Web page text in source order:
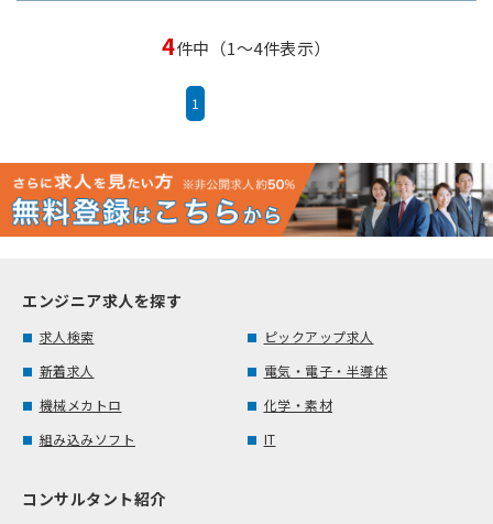
4件中（1～4件表示）
1
エンジニア求人を探す
求人検索
ピックアップ求人
新着求人
電気・電子・半導体
機械メカトロ
化学・素材
組み込みソフト
IT
コンサルタント紹介